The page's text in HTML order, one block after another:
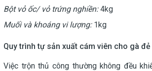
Bột vỏ ốc/ vỏ trứng nghiền:4kg
Muối và khoáng vi lượng: 1kg
Quy trình tự sản xuất cám viên cho gà
Việc trộn thủ công thường không đều